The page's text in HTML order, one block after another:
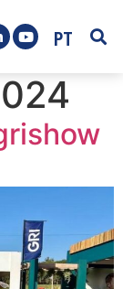
PT